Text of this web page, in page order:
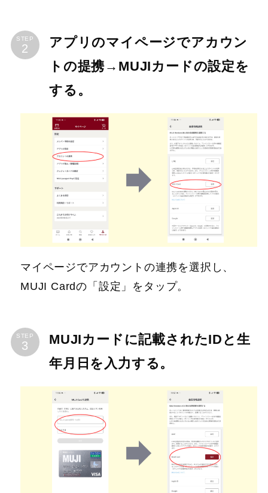
STEP
アプリのマイページでアカウン
トの提携→MUJIカードの設定を
する。
マイページでアカウントの連携を選択し、
MUJI Cardの「設定」をタップ。
STEP
MUJIカードに記載されたIDと生
年月日を入力する。